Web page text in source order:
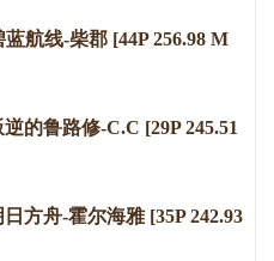
航线-柴郡 [44P 256.98 M
的鲁路修-C.C [29P 245.51
方舟-霍尔海雅 [35P 242.93